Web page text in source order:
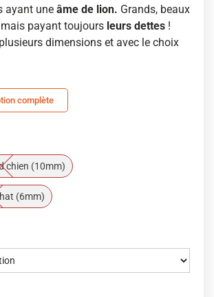
ayant une âme de lion. Grands, beaux
mais payant toujours leurs dettes !
dimensions et avec le choix
complète
chien (10mm)
(6mm)